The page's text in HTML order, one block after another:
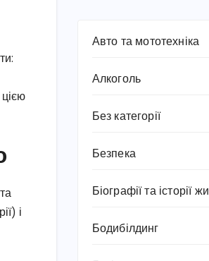
і
Авто та мототехніка
Алкоголь
Без категорії
Безпека
Біографії та історії
Бодибілдинг